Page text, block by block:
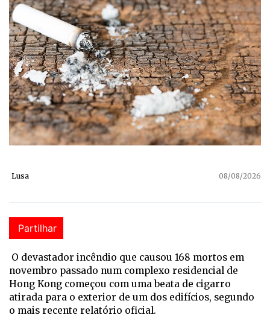
Lusa 08/08/2026
Partilhar
O devastador incêndio que causou 168 mortos em
novembro passado num complexo residencial de
Hong Kong começou com uma beata de cigarro
atirada para o exterior de um dos edifícios, segundo
o mais recente relatório oficial.